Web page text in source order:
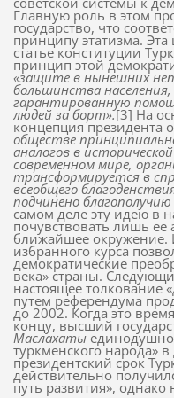
Главную роль в этом
государство, что
принципу этатизма.
статье конституции
принцип этой
«защите в нынешних
большинства
гарантированную
людей за борт».[3] На
концепция президента о
обществе
аналогов в
современном мире,
трансформируется в
всеобщего
подчинено
самом деле эту идею в
почувствовать лишь ее
ближайшее окружение.
избранного курса
демократические
века» страны.
настоящее толкование
путем референдума
до 2002. Когда это
концу, высший
Маслахаты
туркменского народа»
президентский срок
действительно
путь развития»,